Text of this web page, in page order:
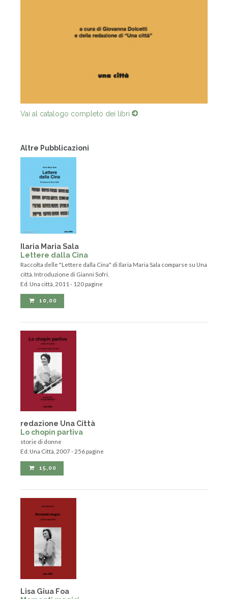
Vai al catalogo completo dei libri
Altre Pubblicazioni
Ilaria Maria Sala
Lettere dalla Cina
Raccolta delle "Lettere dalla Cina" di Ilaria Maria Sala comparse su Una
città. Introduzione di Gianni Sofri.
Ed. Una città, 2011 - 120 pagine
10,00
redazione Una Città
Lo chopin partiva
storie di donne
Ed. Una Città, 2007 - 256 pagine
15,00
Lisa Giua Foa